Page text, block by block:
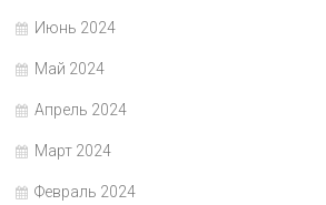
Июнь 2024
Май 2024
Апрель 2024
Март 2024
Февраль 2024